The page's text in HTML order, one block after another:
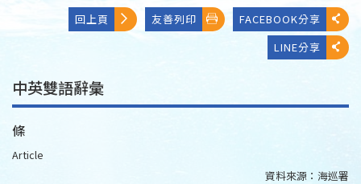
回上頁 友善列印
FACEBOOK分享
LINE分享
中英雙語辭彙
條
Article
資料來源： 海巡署